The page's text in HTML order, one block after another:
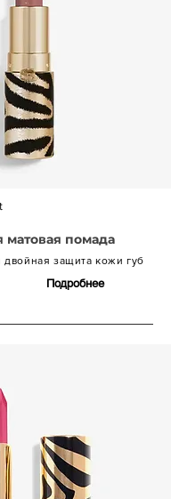
помада
двойная защита кожи губ
Подробнее